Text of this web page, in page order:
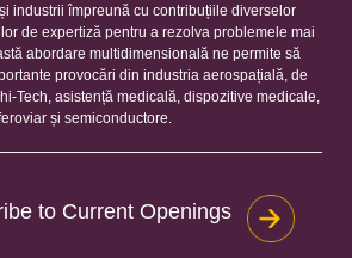
industrii împreună cu contribuțiile diverselor
de expertiză pentru a rezolva problemele mai
abordare multidimensională ne permite să
provocări din industria aerospațială, de
Tech, asistență medicală, dispozitive medicale,
și semiconductore.
to Current Openings